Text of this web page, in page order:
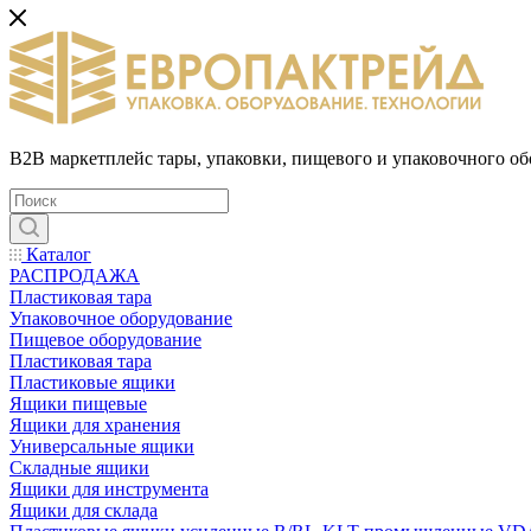
B2B маркетплейс тары, упаковки, пищевого и упаковочного
Каталог
РАСПРОДАЖА
Пластиковая тара
Упаковочное оборудование
Пищевое оборудование
Пластиковая тара
Пластиковые ящики
Ящики пищевые
Ящики для хранения
Универсальные ящики
Складные ящики
Ящики для инструмента
Ящики для склада